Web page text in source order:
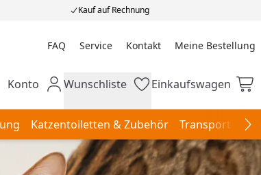
Kauf auf Rechnung
FAQ Service Kontakt Meine Bestellung
Meine Bestellung
Mein Konto
Konto Wunschliste
Wunschliste Einkaufswagen
Einkaufswagen
Katzentoiletten & Zubehör Transport &